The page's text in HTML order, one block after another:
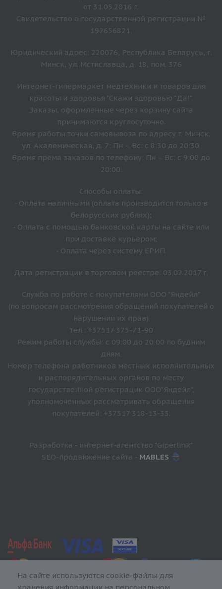
от 31.05.2016 г.
Свидетельство о государственной регистрации №
192656821.
Юридический адрес: 220076, Республика Беларусь, г.
Минск, ул. Мстиславца, д. 18, пом. 376
Интернет-гипермаркет медтехники и товаров для
красоты и здоровья "Скажи здоровью "Да!".
Заказы, оформленные через корзину сайта
принимаются круглосуточно.
Время работы точки самовывоза по адресу г. Минск,
ул. Академическая, д. 7: Пн – Вс: с 8:30 до 20:30.
Время прёма заказов по телефону: Пн – Вс: с 9:00 до
20:00.
Способы оплаты:
- Оплата наличными (оплата производится только в
белорусских рублях);
- Оплата с помощью банковской карты на сайте или
при доставке курьером;
- Оплата через систему ЕРИП.
Дата регистрации в торговом реестре: 03.02.2017 г.
Служба по работе с покупателями ООО "Яндейл"
(по вопросам рассмотрения обращений покупателей о
нарушении их прав)
Тел.: +37517 375-71-90
Режим работы службы: с 09:00 до 20:00 по будним
дням.
Номер телефона работников местных исполнительных
и распорядительных органов по месту
государственной регистрации ООО"Яндейл",
уполномоченных рассматривать обращения
покупателей: +37517 318-13-33.
Разработка - интернет-агентство "Giperlink"
SEO-продвижение сайта - MABLES
На сайте используются cookie-файлы для